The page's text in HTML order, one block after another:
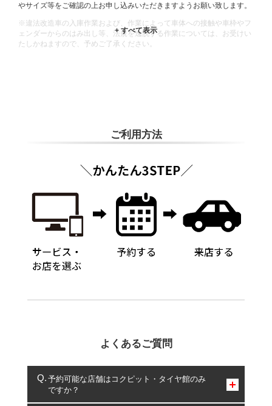
やサイズ等をご確認の上お申し込みいただきますようお願い致します。
※違法改造車の入庫作業および、作業によって車体への接触や車枠やフ
ェンダーからのはみ出し等、法規を逸脱する作業については、お受けい
たしかねますので、予めご了承ください。
ご利用方法
よくあるご質問
予約可能な店舗はコクピット・タイヤ館のみ
ですか？